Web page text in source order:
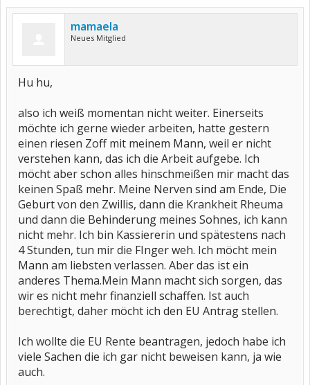
mamaela
Neues Mitglied
Hu hu,
also ich weiß momentan nicht weiter. Einerseits
möchte ich gerne wieder arbeiten, hatte gestern
einen riesen Zoff mit meinem Mann, weil er nicht
verstehen kann, das ich die Arbeit aufgebe. Ich
möcht aber schon alles hinschmeißen mir macht das
keinen Spaß mehr. Meine Nerven sind am Ende, Die
Geburt von den Zwillis, dann die Krankheit Rheuma
und dann die Behinderung meines Sohnes, ich kann
nicht mehr. Ich bin Kassiererin und spätestens nach
4 Stunden, tun mir die FInger weh. Ich möcht mein
Mann am liebsten verlassen. Aber das ist ein
anderes Thema.Mein Mann macht sich sorgen, das
wir es nicht mehr finanziell schaffen. Ist auch
berechtigt, daher möcht ich den EU Antrag stellen.
Ich wollte die EU Rente beantragen, jedoch habe ich
viele Sachen die ich gar nicht beweisen kann, ja wie
auch.